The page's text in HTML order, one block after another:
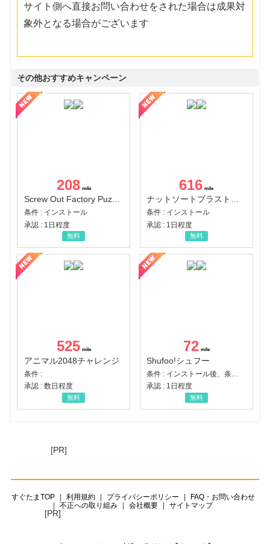
サイト側へ直接お問い合わせをされた場合は成果対
象外となる場合がございます
その他おすすめキャンペーン
208
Screw Out Factory Puzzle 3D（経験値バーのマイルストーンを5にする（ユーザーレベル5に到達する））（Android）
条件 : インストール
承認 : 1日程度
無料
616
ナットソートブラスト：カラーパズル（チャレンジ11完了）（Android）
条件 : インストール
承認 : 1日程度
無料
525
アニマル2048チャレンジ
条件 :
承認 : 数日程度
無料
72
Shufoo!シュフー
承認 : 1日程度
無料
[PR]
すぐたまTOP 利用規約 プライバシーポリシー
FAQ・お問い合わせ
不正への取り組み
会社概要 サイトマップ
[PR]